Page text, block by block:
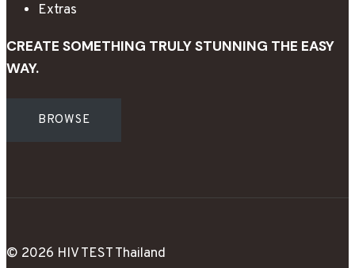
Extras
CREATE SOMETHING TRULY STUNNING THE EASY
WAY.
BROWSE
© 2026 HIV TEST Thailand